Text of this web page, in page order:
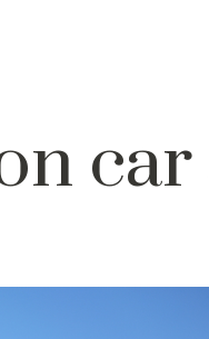
car